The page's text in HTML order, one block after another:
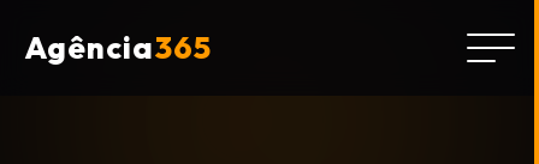
Agência365